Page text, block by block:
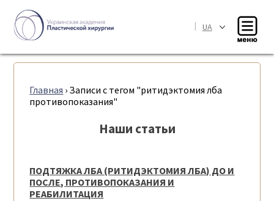
| UA
Главная › Записи с тегом "ритидэктомия лба
противопоказания"
Наши статьи
ПОДТЯЖКА ЛБА (РИТИДЭКТОМИЯ ЛБА) ДО И
ПОСЛЕ, ПРОТИВОПОКАЗАНИЯ И
РЕАБИЛИТАЦИЯ